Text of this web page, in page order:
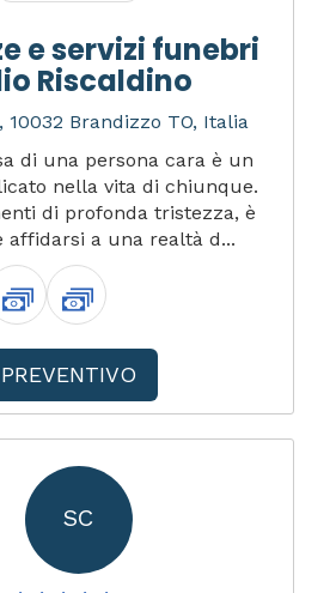
e servizi funebri
Riscaldino
10032 Brandizzo TO, Italia
di una persona cara è un
nella vita di chiunque.
di profonda tristezza, è
affidarsi a una realtà d...
PREVENTIVO
SC